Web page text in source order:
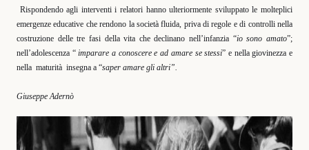
Rispondendo agli interventi i relatori hanno ulteriormente sviluppato le molteplici
emergenze educative che rendono la società fluida, priva di regole e di controlli nella
costruzione delle tre fasi della vita che declinano nell’infanzia “io sono amato”;
nell’adolescenza “ imparare a conoscere e ad amare se stessi” e nella giovinezza e
nella maturità insegna a “saper amare gli altri”.
Giuseppe Adernò